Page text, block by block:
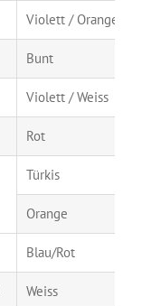
Violett / Orange
Bunt
Violett / Weiss
Rot
Türkis
Orange
Blau/Rot
Weiss